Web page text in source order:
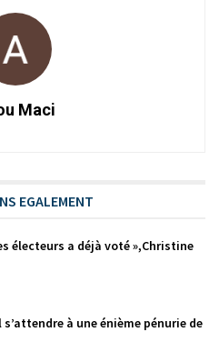
Maci
EGALEMENT
électeurs a déjà voté »,Christine
à une énième pénurie de